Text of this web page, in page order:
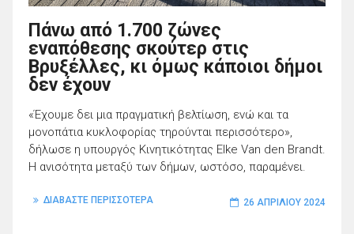
Πάνω από 1.700 ζώνες
εναπόθεσης σκούτερ στις
Βρυξέλλες, κι όμως κάποιοι δήμοι
δεν έχουν
«Έχουμε δει μια πραγματική βελτίωση, ενώ και τα
μονοπάτια κυκλοφορίας τηρούνται περισσότερο»,
δήλωσε η υπουργός Κινητικότητας Elke Van den Brandt.
Η ανισότητα μεταξύ των δήμων, ωστόσο, παραμένει.
ΔΙΑΒΑΣΤΕ ΠΕΡΙΣΣΟΤΕΡΑ 26 ΑΠΡΙΛΊΟΥ 2024